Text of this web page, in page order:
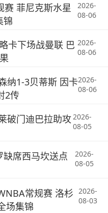
赛 菲尼克斯水星
锦
2026-
08-06
卡下场战曼联 巴 2026-
08-06
纳1-3贝蒂斯 因卡
2传
2026-
08-06
破门迪巴拉助攻2026-
08-05
缺席西马坎送点
2026-
08-05
常规赛 洛杉
场集锦
2026-
08-03